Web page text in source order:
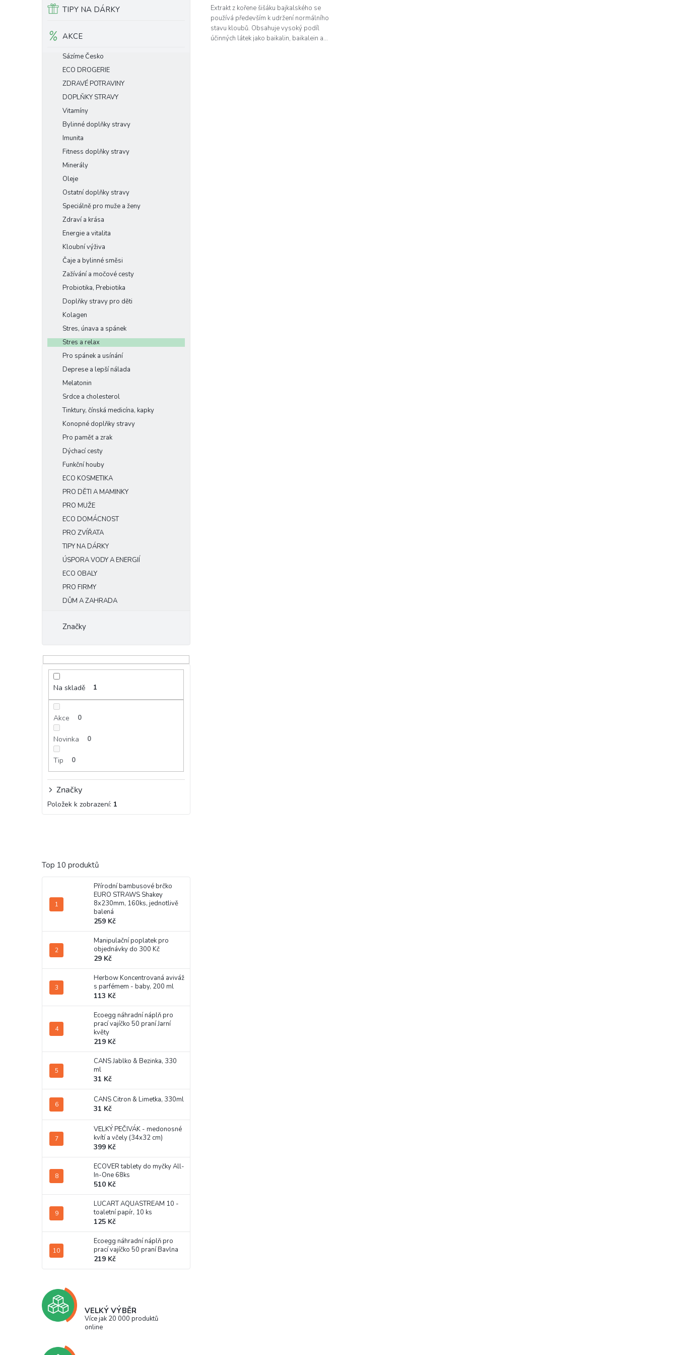
TIPY NA DÁRKY
AKCE
Sázíme Česko
ECO DROGERIE
ZDRAVÉ POTRAVINY
DOPLŇKY STRAVY
Vitamíny
Bylinné doplňky stravy
Imunita
Fitness doplňky stravy
Minerály
Oleje
Ostatní doplňky stravy
Speciálně pro muže a ženy
Zdraví a krása
Energie a vitalita
Kloubní výživa
Čaje a bylinné směsi
Zažívání a močové cesty
Probiotika, Prebiotika
Doplňky stravy pro děti
Kolagen
Stres, únava a spánek
Stres a relax
Pro spánek a usínání
Deprese a lepší nálada
Melatonin
Srdce a cholesterol
Tinktury, čínská medicína, kapky
Konopné doplňky stravy
Pro paměť a zrak
Dýchací cesty
Funkční houby
ECO KOSMETIKA
PRO DĚTI A MAMINKY
PRO MUŽE
ECO DOMÁCNOST
PRO ZVÍŘATA
TIPY NA DÁRKY
ÚSPORA VODY A ENERGIÍ
ECO OBALY
PRO FIRMY
DŮM A ZAHRADA
Značky
Na skladě 1
Akce 0
Novinka 0
Tip 0
Značky
Položek k zobrazení: 1
Top 10 produktů
Přírodní bambusové brčko
EURO STRAWS Shakey
8x230mm, 160ks, jednotlivě
balená
259 Kč
Manipulační poplatek pro
objednávky do 300 Kč
29 Kč
Herbow Koncentrovaná aviváž
s parfémem - baby, 200 ml
113 Kč
Ecoegg náhradní náplň pro
prací vajíčko 50 praní Jarní
květy
219 Kč
CANS Jablko & Bezinka, 330
ml
31 Kč
CANS Citron & Limetka, 330ml
31 Kč
VELKÝ PEČIVÁK - medonosné
kvítí a včely (34x32 cm)
399 Kč
ECOVER tablety do myčky All-
In-One 68ks
510 Kč
LUCART AQUASTREAM 10 -
toaletní papír, 10 ks
125 Kč
Ecoegg náhradní náplň pro
prací vajíčko 50 praní Bavlna
219 Kč
VELKÝ VÝBĚR
Více jak 20 000 produktů
online
Extrakt z kořene šišáku bajkalského se
používá především k udržení normálního
stavu kloubů. Obsahuje vysoký podíl
účinných látek jako baikalin, baikalein a...